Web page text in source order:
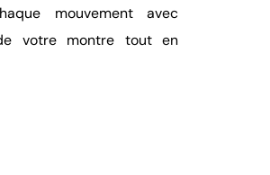
mouvement avec
votre montre tout en